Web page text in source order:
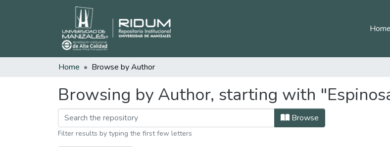
Home
Home Browse by Author
Browsing by Author, starting with
Browse
Filter results by typing the first few letters